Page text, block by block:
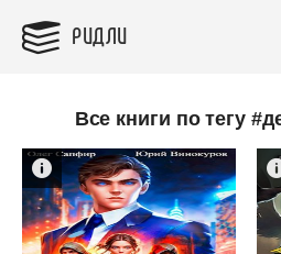
РИДЛИ
Все книги по тегу